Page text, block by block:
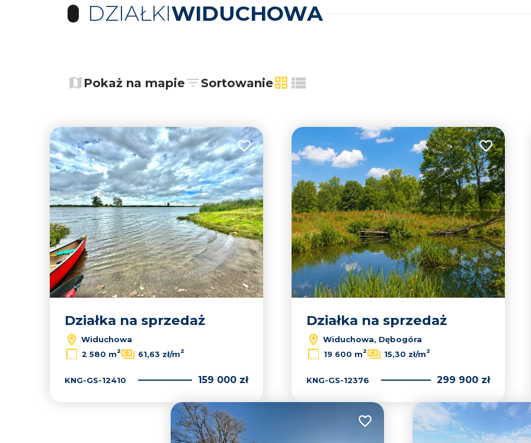
DZIAŁKIWIDUCHOWA
−
Pokaż na mapie Sortowanie
tabela
lista
Dodaj do ulubionych
Działka na sprzedaż
Widuchowa
2 580 m2 61,63 zł/m2
KNG-GS-12410 159 000 zł
Dodaj do
Działka na sprzedaż
Widuchowa, Dębogóra
19 600 m2 15,30 zł/m2
KNG-GS-12376 299 900 zł
Dodaj do ulubionych